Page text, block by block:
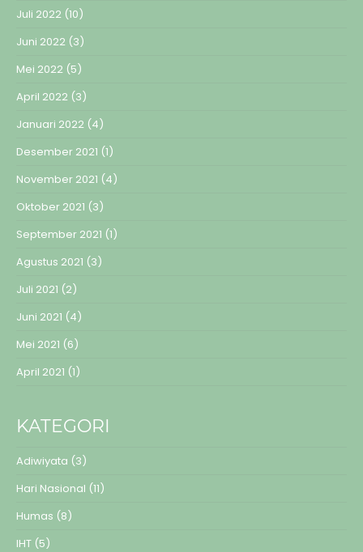
Juli 2022 (10)
Juni 2022 (3)
Mei 2022 (5)
April 2022 (3)
Januari 2022 (4)
Desember 2021 (1)
November 2021 (4)
Oktober 2021 (3)
September 2021 (1)
Agustus 2021 (3)
Juli 2021 (2)
Juni 2021 (4)
Mei 2021 (6)
April 2021 (1)
KATEGORI
Adiwiyata (3)
Hari Nasional (11)
Humas (8)
IHT (5)